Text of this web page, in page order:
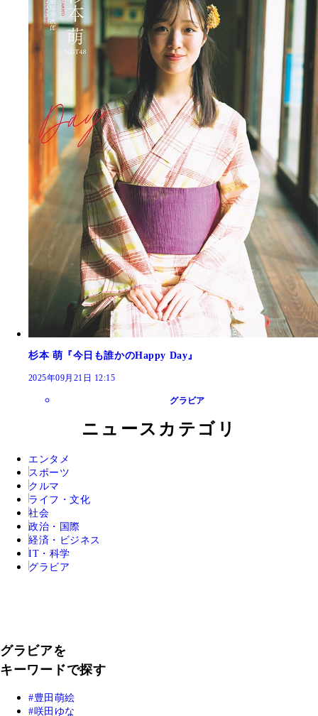
杉本 萌『今日も誰かのHappy Day』
2025年09月21日 12:15
グラビア
ニュースカテゴリ
エンタメ
スポーツ
クルマ
ライフ・文化
社会
政治・国際
経済・ビジネス
IT・科学
グラビア
グラビアを
キーワードで探す
豊田萌絵
咲田ゆな